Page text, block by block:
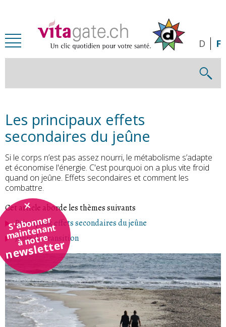
S'abonner
maintenant
à notre
newsletter
D F
Les principaux effets
secondaires du jeûne
Si le corps n’est pas assez nourri, le métabolisme s’adapte
et économise l'énergie. C'est pourquoi on a plus vite froid
quand on jeûne. Effets secondaires et comment les
combattre.
Cet article aborde les thèmes suivants
Principaux effets secondaires du jeûne
Jours de transition